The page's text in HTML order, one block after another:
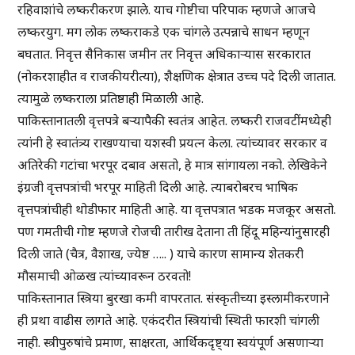
रहिवाशांचे लष्करीकरण झाले. याच गोष्टीचा परिपाक म्हणजे आजचे
लष्करयुग. मग लोक लष्कराकडे एक चांगले उत्पन्नाचे साधन म्हणून
बघतात. निवृत्त सैनिकास जमीन तर निवृत्त अधिकाऱ्यास सरकारात
(नोकरशाहीत व राजकीयरीत्या), शैक्षणिक क्षेत्रात उच्च पदे दिली जातात.
त्यामुळे लष्कराला प्रतिष्ठाही मिळाली आहे.
पाकिस्तानातली वृत्तपत्रे बऱ्यापैकी स्वतंत्र आहेत. लष्करी राजवटींमध्येही
त्यांनी हे स्वातंत्र्य राखण्याचा यशस्वी प्रयत्न केला. त्यांच्यावर सरकार व
अतिरेकी गटांचा भरपूर दबाव असतो, हे मात्र सांगायला नको. लेखिकेने
इंग्रजी वृत्तपत्रांची भरपूर माहिती दिली आहे. त्याबरोबरच भाषिक
वृत्तपत्रांचीही थोडीफार माहिती आहे. या वृत्तपत्रात भडक मजकूर असतो.
पण गमतीची गोष्ट म्हणजे रोजची तारीख देताना ती हिंदू महिन्यांनुसारही
दिली जाते (चैत्र, वैशाख, ज्येष्ठ ….. ) याचे कारण सामान्य शेतकरी
मौसमाची ओळख त्यांच्यावरून ठरवतो!
पाकिस्तानात स्त्रिया बुरखा कमी वापरतात. संस्कृतीच्या इस्लामीकरणाने
ही प्रथा वाढीस लागते आहे. एकंदरीत स्त्रियांची स्थिती फारशी चांगली
नाही. स्त्रीपुरुषांचे प्रमाण, साक्षरता, आर्थिकदृष्ट्या स्वयंपूर्ण असणाऱ्या